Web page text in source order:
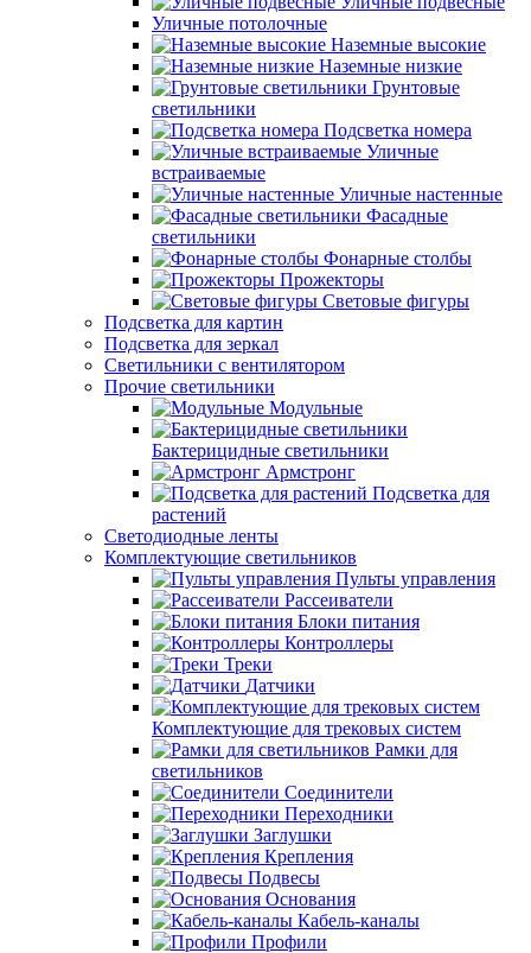
Уличные потолочные
Наземные высокие
Наземные низкие
Грунтовые
светильники
Подсветка номера
Уличные
встраиваемые
Уличные настенные
Фасадные
светильники
Фонарные столбы
Прожекторы
Световые фигуры
Подсветка для картин
Подсветка для зеркал
Светильники с вентилятором
Прочие светильники
Модульные
Бактерицидные светильники
Армстронг
Подсветка для
растений
Светодиодные ленты
Комплектующие светильников
Пульты управления
Рассеиватели
Блоки питания
Контроллеры
Треки
Датчики
Комплектующие для трековых систем
Рамки для
светильников
Соединители
Переходники
Заглушки
Крепления
Подвесы
Основания
Кабель-каналы
Профили